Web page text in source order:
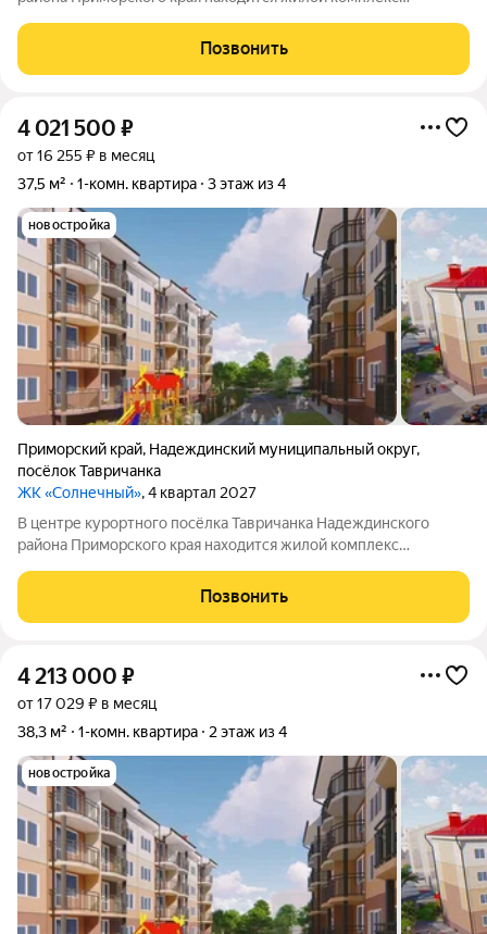
дом культуры. Рядом есть всё необходимое для жизни: можно
без труда добраться до
Позвонить
4 021 500 ₽
от 16 255 ₽ в месяц
37,5 м²
1-комн. квартира 3 этаж из 4
новостройка
Приморский край, Надеждинский муниципальный округ,
посёлок Тавричанка
ЖК «Солнечный», 4 квартал 2027
В центре курортного посёлка Тавричанка Надеждинского
района Приморского края находится жилой комплекс
дом культуры. Рядом есть всё, что нужно для жизни: можно
сесть на общественный транспорт,
Позвонить
4 213 000 ₽
от 17 029 ₽ в месяц
38,3 м²
1-комн. квартира 2 этаж из 4
новостройка